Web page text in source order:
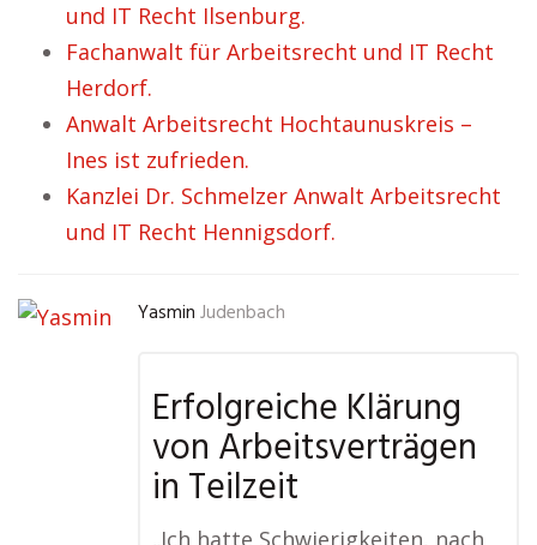
und IT Recht Ilsenburg.
Fachanwalt für Arbeitsrecht und IT Recht
Herdorf.
Anwalt Arbeitsrecht Hochtaunuskreis –
Ines ist zufrieden.
Kanzlei Dr. Schmelzer Anwalt Arbeitsrecht
und IT Recht Hennigsdorf.
Yasmin Judenbach
Erfolgreiche Klärung
von Arbeitsverträgen
in Teilzeit